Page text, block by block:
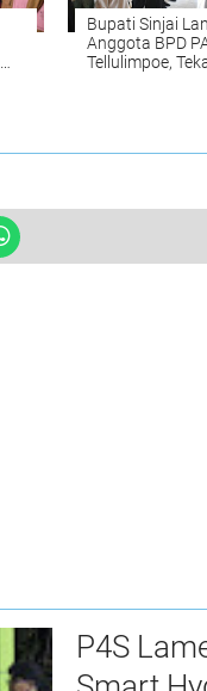
Bupati Sinjai
Anggota BPD
Tellulimpoe,
P4S